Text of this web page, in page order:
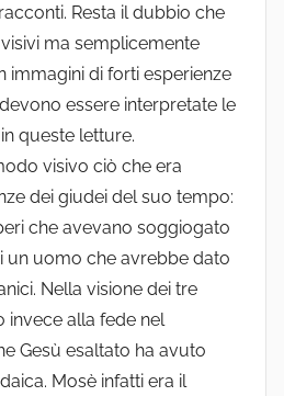
Resta il dubbio che
ma semplicemente
immagini di forti esperienze
essere interpretate le
queste letture.
visivo ciò che era
dei giudei del suo tempo:
che avevano soggiogato
un uomo che avrebbe dato
Nella visione dei tre
invece alla fede nel
Gesù esaltato ha avuto
Mosè infatti era il